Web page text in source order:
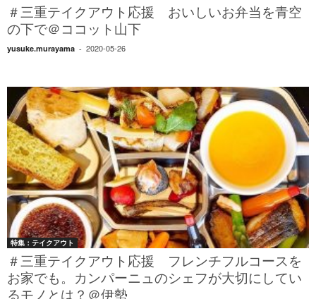
＃三重テイクアウト応援 おいしいお弁当を青空
の下で＠ココット山下
yusuke.murayama - 2020-05-26
特集：テイクアウト
＃三重テイクアウト応援 フレンチフルコースを
お家でも。カンパーニュのシェフが大切にしてい